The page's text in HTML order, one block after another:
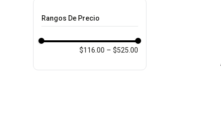
Rangos De Precio
$116.00 – $525.00